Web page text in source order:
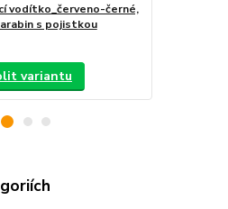
vodítko_červeno-černé,
s pojistkou
variantu